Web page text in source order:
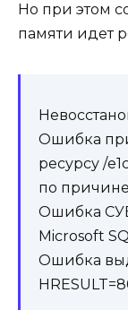
Но при этом
памяти идет
Ошибка
ресурсу /
по
Ошибка
Microsoft
Ошибка